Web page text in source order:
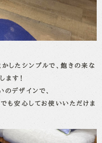
したシンプルで、飽きの来な
ます！
デザインで、
も安心してお使いいただけま